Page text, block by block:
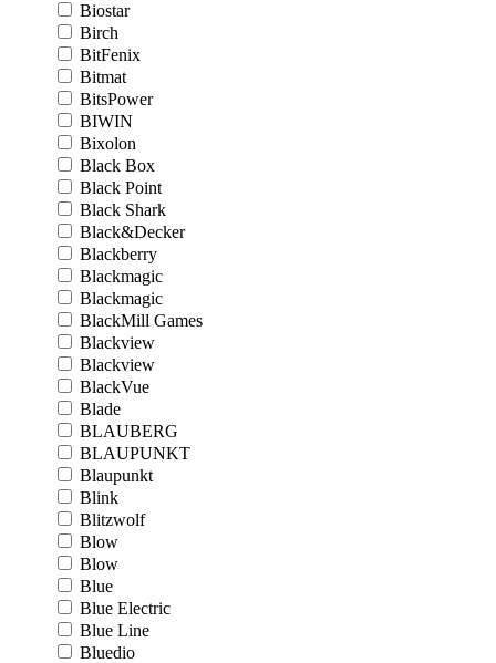
Biostar
Birch
BitFenix
Bitmat
BitsPower
BIWIN
Bixolon
Black Box
Black Point
Black Shark
Black&Decker
Blackberry
Blackmagic
Blackmagic
BlackMill Games
Blackview
Blackview
BlackVue
Blade
BLAUBERG
BLAUPUNKT
Blaupunkt
Blink
Blitzwolf
Blow
Blow
Blue
Blue Electric
Blue Line
Bluedio